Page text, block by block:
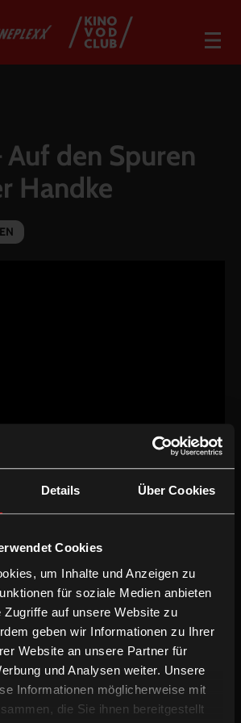
Details Über Cookies
Cookies
um Inhalte und Anzeigen zu
für soziale Medien anbieten
Zugriffe auf unsere Website zu
geben wir Informationen zu Ihrer
Website an unsere Partner für
und Analysen weiter. Unsere
Informationen möglicherweise mit
die Sie ihnen bereitgestellt
den Spuren
Handke
/79min
Mosser
Mosser
Emily Artmann
Deutsche OV mit deUT
Filmemacher und Autor Bernd Liepold-
Heimatgemeinde am Rande des
in Unterkärnten, um über die Menschen
"großen Sohn" Griffens, den Dichter Peter